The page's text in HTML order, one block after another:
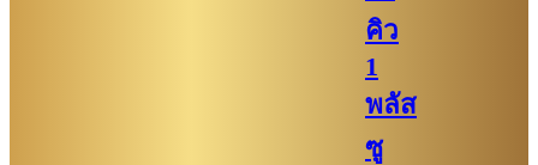
คิว
1
พลัส
ซู